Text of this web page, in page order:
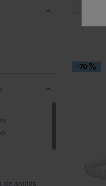
de anillos
-70